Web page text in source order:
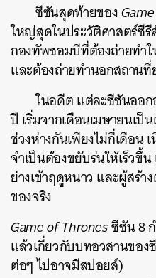
ซีซันสุดท้ายของ
ใหญ่สุดในประวัติศาสตร์ซีรี
กองทัพซอมบีที่ต้องถ่ายทำ
และต้องถ่ายทำนอกสถาน
ในอดีต แต่ละซีซันออก
ปี เริ่มจากเดือนเมษายนเ
ช่วงห่างกันเพียงไม่กี่เดือน
จำเป็นต้องขยับร่นให้เร็วขึ้น
ย่างเข้าฤดูหนาว และผู้สร้า
ของจริง
Game of Thronesซีซัน 8
แล้วเกี่ยวกับบทอวสานของ
ต่อๆ ไปอาจมีสปอยล์)